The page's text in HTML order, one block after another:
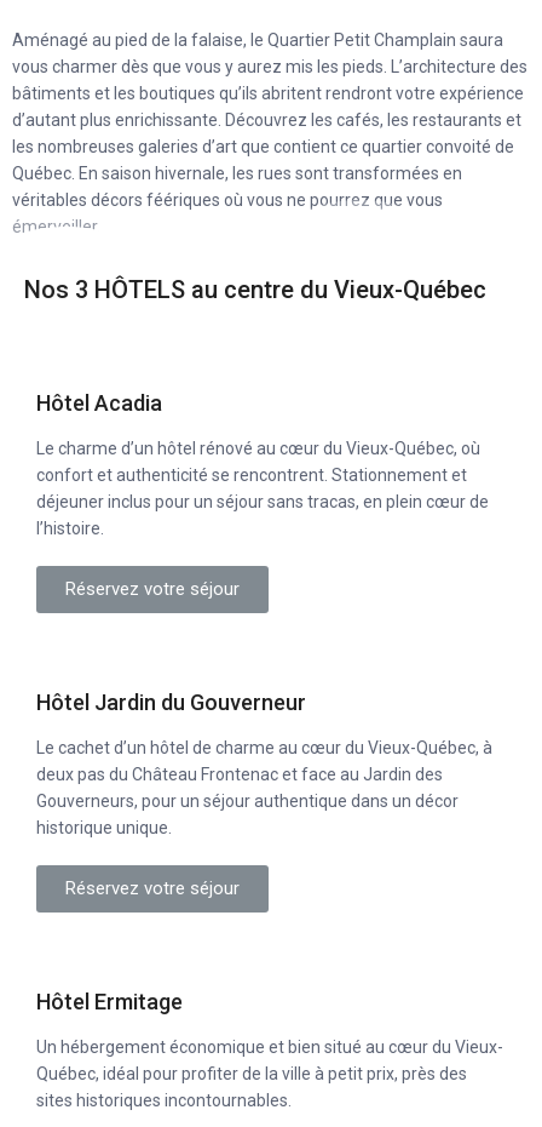
Aménagé au pied de la falaise, le Quartier Petit Champlain saura
vous charmer dès que vous y aurez mis les pieds. L’architecture des
bâtiments et les boutiques qu’ils abritent rendront votre expérience
d’autant plus enrichissante. Découvrez les cafés, les restaurants et
les nombreuses galeries d’art que contient ce quartier convoité de
Québec. En saison hivernale, les rues sont transformées en
véritables décors féériques où vous ne pourrez que vous
émerveiller.
Nos 3 HÔTELS au centre du Vieux-Québec
Hôtel Acadia
Le charme d’un hôtel rénové au cœur du Vieux-Québec, où
confort et authenticité se rencontrent. Stationnement et
déjeuner inclus pour un séjour sans tracas, en plein cœur de
l’histoire.
Réservez votre séjour
Hôtel Jardin du Gouverneur
Le cachet d’un hôtel de charme au cœur du Vieux-Québec, à
deux pas du Château Frontenac et face au Jardin des
Gouverneurs, pour un séjour authentique dans un décor
historique unique.
Réservez votre séjour
Hôtel Ermitage
Un hébergement économique et bien situé au cœur du Vieux-
Québec, idéal pour profiter de la ville à petit prix, près des
sites historiques incontournables.